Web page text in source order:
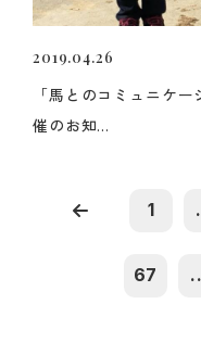
2019.04.26
「馬とのコミュニケ
催のお知...
1
67